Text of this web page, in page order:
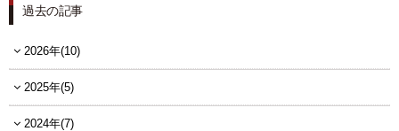
過去の記事
2026年(10)
2025年(5)
2024年(7)